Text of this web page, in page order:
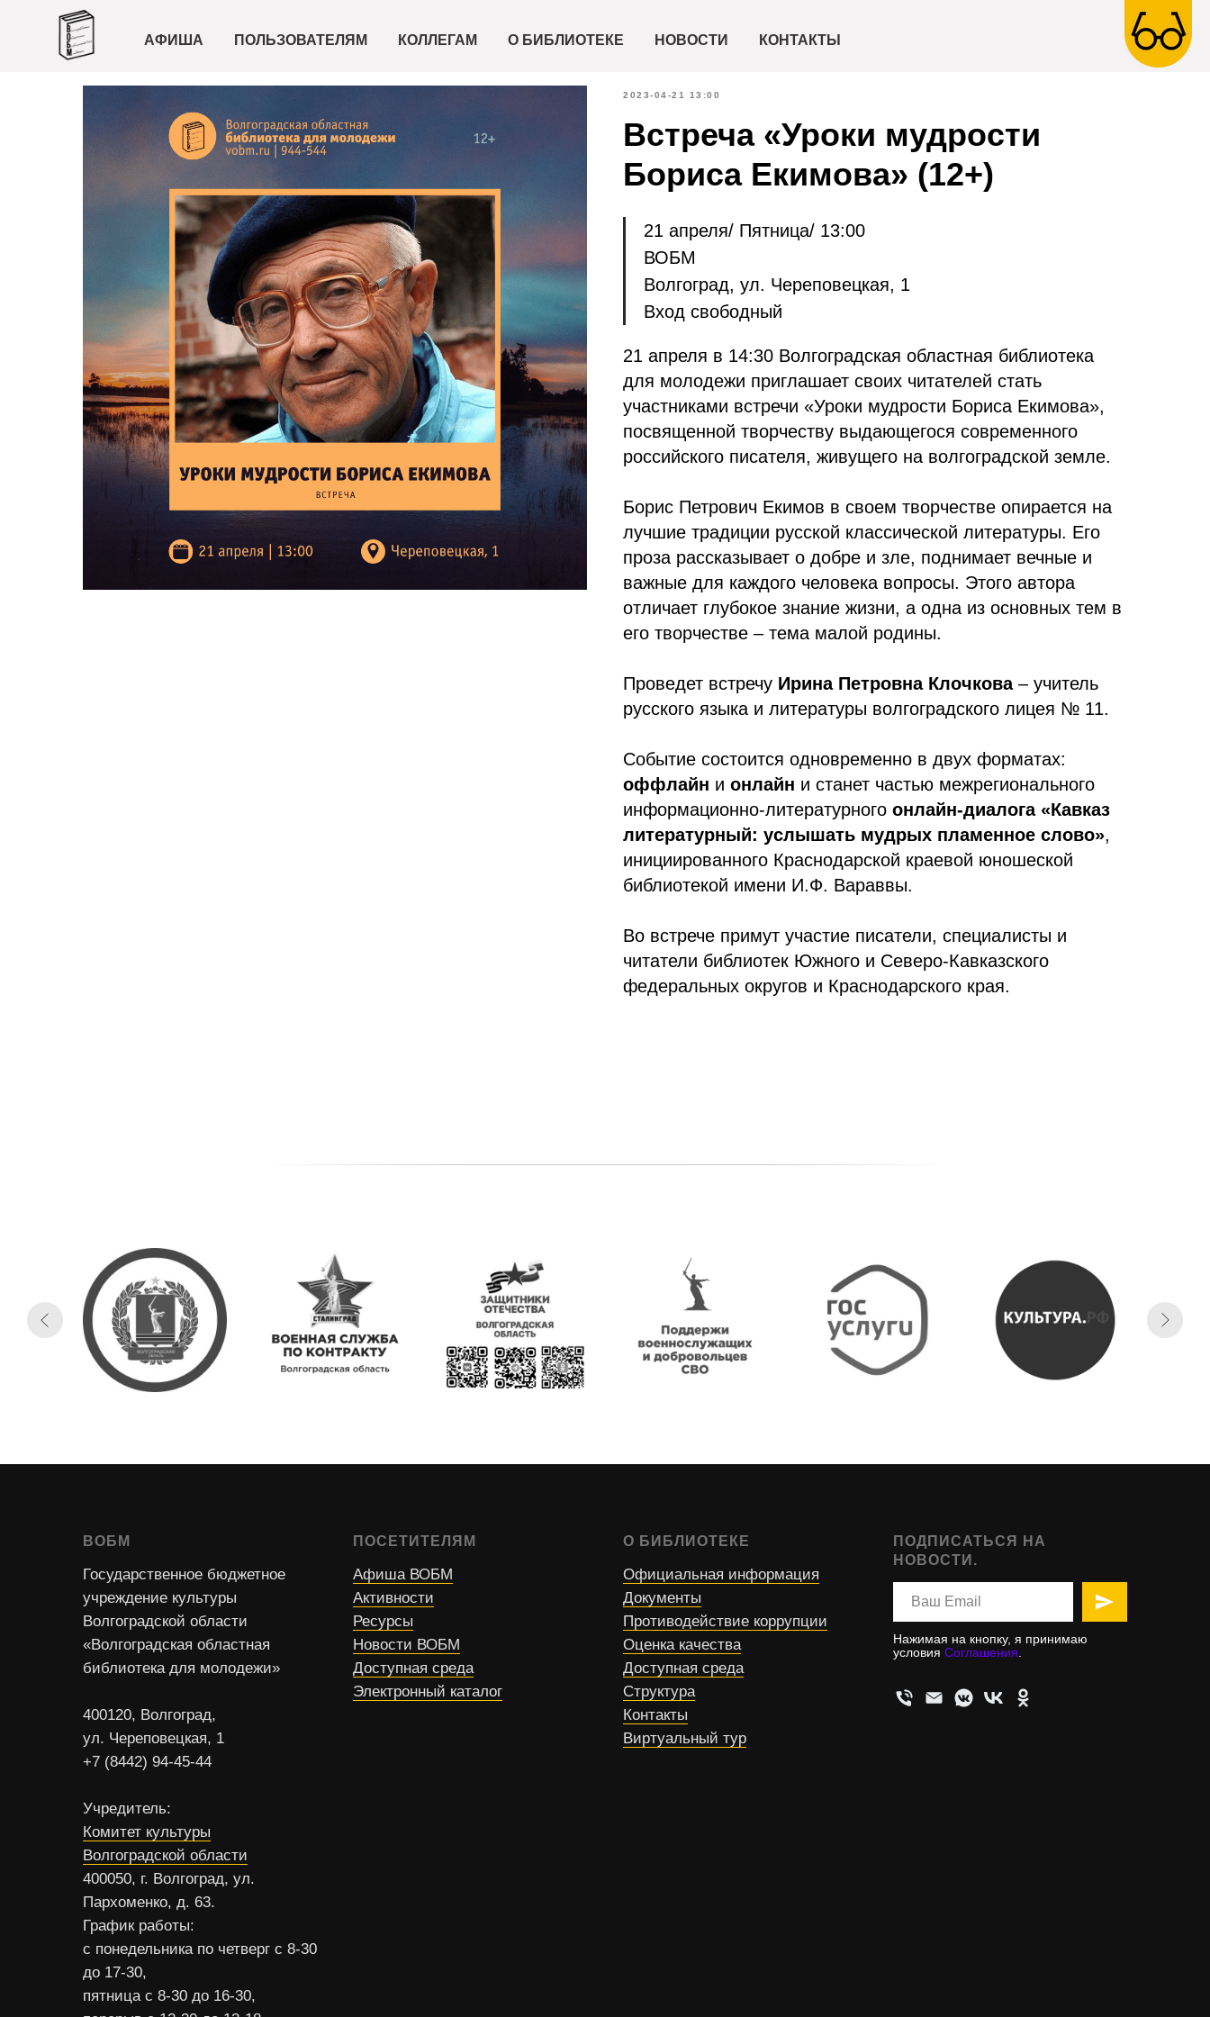
АФИША ПОЛЬЗОВАТЕЛЯМ КОЛЛЕГАМ О БИБЛИОТЕКЕ НОВОСТИ КОНТАКТЫ
2023-04-21 13:00
Встреча «Уроки мудрости
Бориса Екимова» (12+)
21 апреля/ Пятница/ 13:00
ВОБМ
Волгоград, ул. Череповецкая, 1
Вход свободный
21 апреля в 14:30 Волгоградская областная библиотека
для молодежи приглашает своих читателей стать
участниками встречи «Уроки мудрости Бориса Екимова»,
посвященной творчеству выдающегося современного
российского писателя, живущего на волгоградской земле.
Борис Петрович Екимов в своем творчестве опирается на
лучшие традиции русской классической литературы. Его
проза рассказывает о добре и зле, поднимает вечные и
важные для каждого человека вопросы. Этого автора
отличает глубокое знание жизни, а одна из основных тем в
его творчестве – тема малой родины.
Проведет встречу Ирина Петровна Клочкова– учитель
русского языка и литературы волгоградского лицея № 11.
Событие состоится одновременно в двух форматах:
оффлайн и онлайн и станет частью межрегионального
информационно-литературного онлайн-диалога «Кавказ
литературный: услышать мудрых пламенное слово»,
инициированного Краснодарской краевой юношеской
библиотекой имени И.Ф. Вараввы.
Во встрече примут участие писатели, специалисты и
читатели библиотек Южного и Северо-Кавказского
федеральных округов и Краснодарского края.
ВОБМ
Государственное бюджетное
учреждение культуры
Волгоградской области
«Волгоградская областная
библиотека для молодежи»
400120, Волгоград,
ул. Череповецкая, 1
+7 (8442) 94-45-44
Учредитель:
Комитет культуры
Волгоградской области
400050, г. Волгоград, ул.
Пархоменко, д. 63.
График работы:
с понедельника по четверг с 8-30
до 17-30,
пятница с 8-30 до 16-30,
ПОСЕТИТЕЛЯМ
Афиша ВОБМ
Активности
Ресурсы
Новости ВОБМ
Доступная среда
Электронный каталог
О БИБЛИОТЕКЕ
Официальная информация
Документы
Противодействие коррупции
Оценка качества
Доступная среда
Структура
Контакты
Виртуальный тур
ПОДПИСАТЬСЯ НА
НОВОСТИ.
Нажимая на кнопку, я принимаю
условия Соглашения